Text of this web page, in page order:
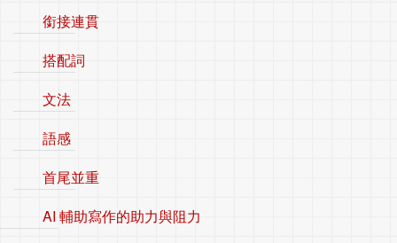
銜接連貫
搭配詞
文法
語感
首尾並重
AI 輔助寫作的助力與阻力